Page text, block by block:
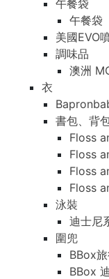
午餐袋
午餐袋
美國EVO
調味品
澳洲
衣
書包、背
Floss
Floss
Floss
Floss
泳裝
迪士尼
圍兜
BBox
BBox